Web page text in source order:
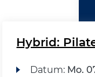
Hybrid:
Datum: Mo.